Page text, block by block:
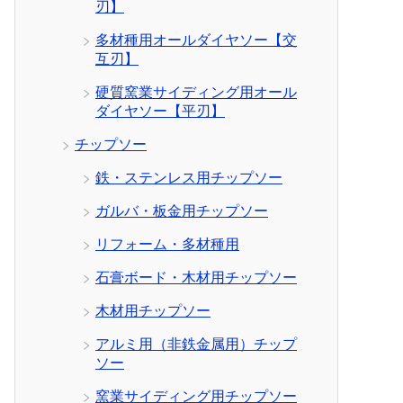
刃】
多材種用オールダイヤソー【交
互刃】
硬質窯業サイディング用オール
ダイヤソー【平刃】
チップソー
鉄・ステンレス用チップソー
ガルバ・板金用チップソー
リフォーム・多材種用
石膏ボード・木材用チップソー
木材用チップソー
アルミ用（非鉄金属用）チップ
ソー
窯業サイディング用チップソー